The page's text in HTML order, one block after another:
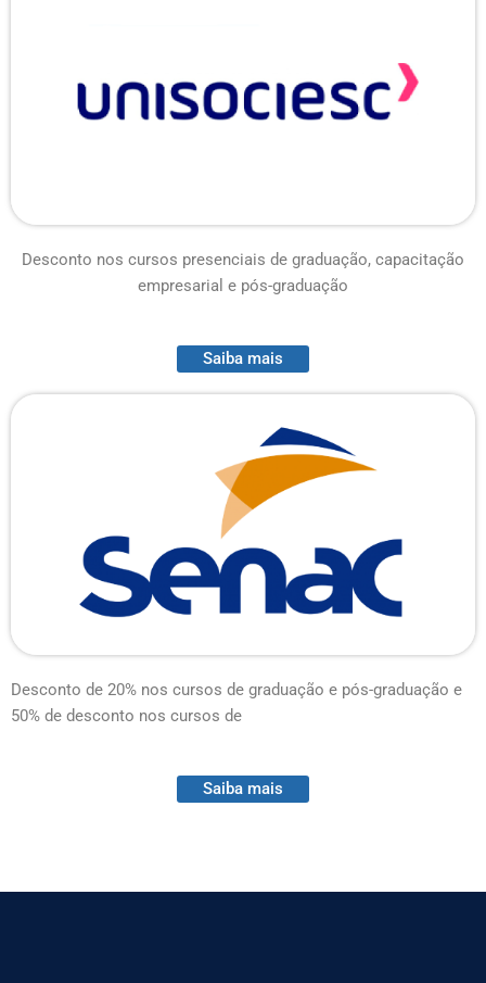
Desconto nos cursos presenciais de graduação, capacitação
empresarial e pós-graduação
Saiba mais
Desconto de 20% nos cursos de graduação e pós-graduação e
50% de desconto nos cursos de
Saiba mais